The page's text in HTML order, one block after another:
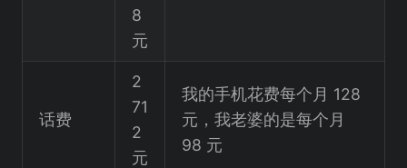
8
元
话费
2
71
2
元
我的手机花费每个月 128
元，我老婆的是每个月
98 元